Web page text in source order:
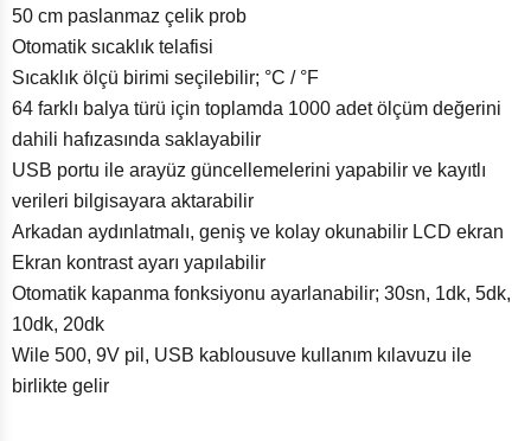
50 cm paslanmaz çelik prob
Otomatik sıcaklık telafisi
Sıcaklık ölçü birimi seçilebilir; °C / °F
64 farklı balya türü için toplamda 1000 adet ölçüm değerini
dahili hafızasında saklayabilir
USB portu ile arayüz güncellemelerini yapabilir ve kayıtlı
verileri bilgisayara aktarabilir
Arkadan aydınlatmalı, geniş ve kolay okunabilir LCD ekran
Ekran kontrast ayarı yapılabilir
Otomatik kapanma fonksiyonu ayarlanabilir; 30sn, 1dk, 5dk,
10dk, 20dk
Wile 500, 9V pil, USB kablousuve kullanım kılavuzu ile
birlikte gelir